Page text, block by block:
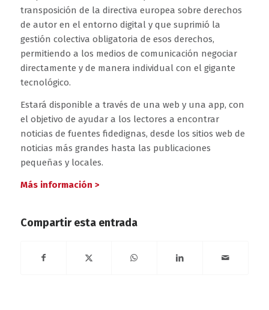
transposición de la directiva europea sobre derechos
de autor en el entorno digital y que suprimió la
gestión colectiva obligatoria de esos derechos,
permitiendo a los medios de comunicación negociar
directamente y de manera individual con el gigante
tecnológico.
Estará disponible a través de una web y una app, con
el objetivo de ayudar a los lectores a encontrar
noticias de fuentes fidedignas, desde los sitios web de
noticias más grandes hasta las publicaciones
pequeñas y locales.
Más información >
Compartir esta entrada